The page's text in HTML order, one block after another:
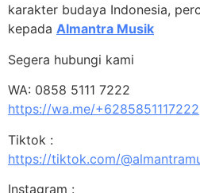
karakter budaya Indonesia,
kepada Almantra Musik
Segera hubungi kami
WA: 0858 5111 7222
https://wa.me/+6285851117222
Tiktok :
https://tiktok.com/
Instagram :